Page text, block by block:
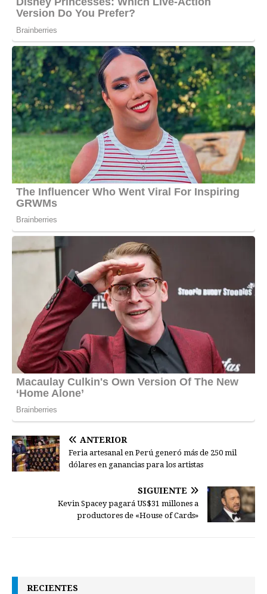
ANTERIOR
Feria artesanal en Perú generó más de 250 mil
dólares en ganancias para los artistas
SIGUIENTE
Kevin Spacey pagará US$31 millones a
productores de «House of Cards»
RECIENTES